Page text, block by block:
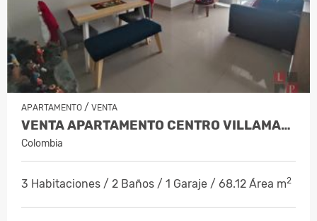
APARTAMENTO / VENTA
VENTA APARTAMENTO CENTRO VILLAMARÍA,…
Colombia
3 Habitaciones / 2 Baños / 1 Garaje / 68.12 Área m2